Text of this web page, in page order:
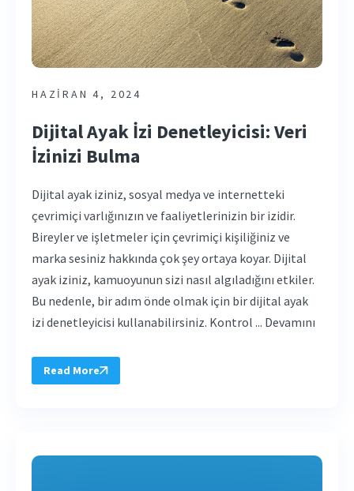
HAZIRAN 4, 2024
Dijital Ayak İzi Denetleyicisi: Veri
İzinizi Bulma
Dijital ayak iziniz, sosyal medya ve internetteki
çevrimiçi varlığınızın ve faaliyetlerinizin bir izidir.
Bireyler ve işletmeler için çevrimiçi kişiliğiniz ve
marka sesiniz hakkında çok şey ortaya koyar. Dijital
ayak iziniz, kamuoyunun sizi nasıl algıladığını etkiler.
Bu nedenle, bir adım önde olmak için bir dijital ayak
izi denetleyicisi kullanabilirsiniz. Kontrol ... Devamını
Read More